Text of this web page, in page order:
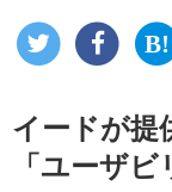
イードが提
「ユーザ